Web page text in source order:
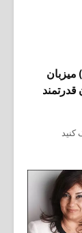
موزه‌‌‌ تاریخ شهر مونترال (Pointe-à-Callière) میزبان
قدرتمند
کنید